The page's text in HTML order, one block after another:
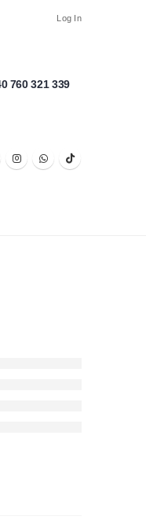
Log In
760 321 339